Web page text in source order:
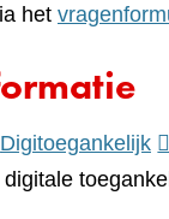
het
Digitoegankelijk